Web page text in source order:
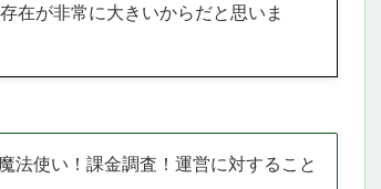
在が非常に大きいからだと思いま
法使い！課金調査！運営に対すること